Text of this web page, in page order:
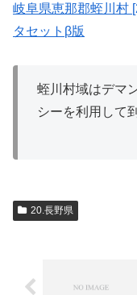
岐阜県恵那郡蛭川村
タセットβ版
蛭川村域はデマ
シーを利用して
20.長野県